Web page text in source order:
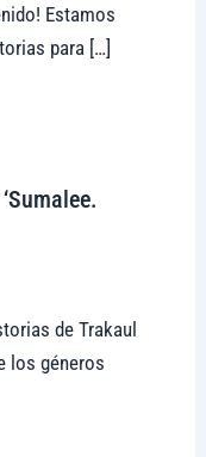
Estamos
para […]
de Trakaul
los géneros